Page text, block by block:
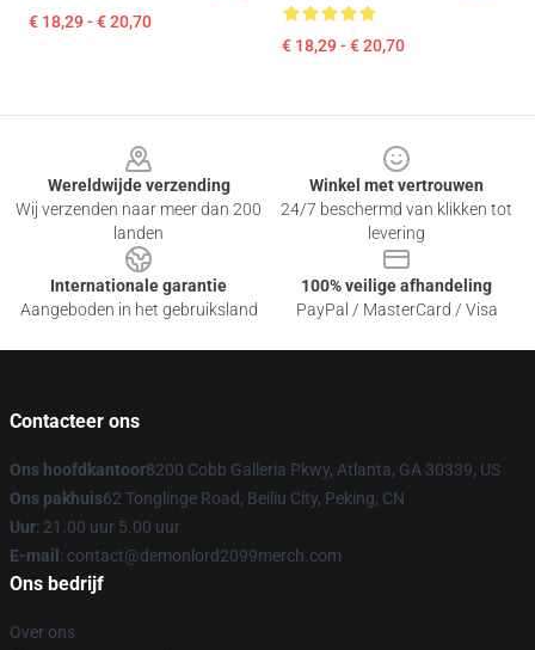
€ 18,29 - € 20,70
€ 18,29 - € 20,70
Wereldwijde verzending
Wij verzenden naar meer dan 200
landen
Winkel met vertrouwen
24/7 beschermd van klikken tot
levering
Internationale garantie
Aangeboden in het gebruiksland
100% veilige afhandeling
PayPal / MasterCard / Visa
Contacteer ons
Ons hoofdkantoor8200 Cobb Galleria Pkwy, Atlanta, GA 30339, US
Ons pakhuis62 Tonglinge Road, Beiliu City, Peking, CN
Uur: 21.00 uur 5.00 uur
E-mail : contact@demonlord2099merch.com
Ons bedrijf
Over ons